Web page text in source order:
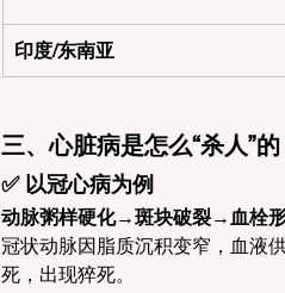
印度/东南亚
三、心脏病是怎么“杀人”
✅ 以冠心病为例
动脉粥样硬化→斑块破裂→血栓
冠状动脉因脂质沉积变窄，血液
死，出现猝死。